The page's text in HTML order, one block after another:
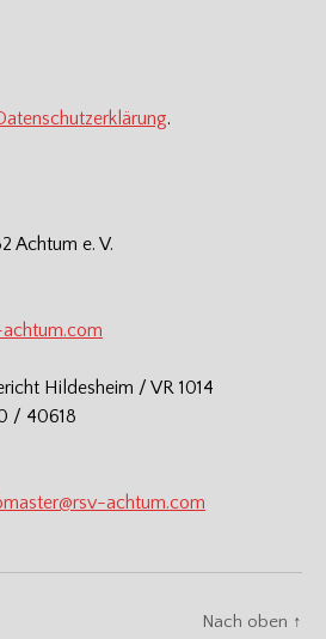
.
Achtum e. V.
Hildesheim / VR 1014
/ 40618
achtum.com
Nach oben ↑